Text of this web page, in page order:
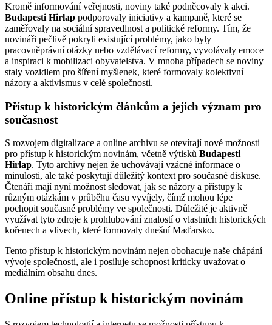
Kromě informování veřejnosti, noviny také podněcovaly k akci.
Budapesti Hirlap podporovaly iniciativy a kampaně, které se
zaměřovaly na sociální spravedlnost a politické reformy. Tím, že
novináři pečlivě pokryli existující problémy, jako byly
pracovněprávní otázky nebo vzdělávací reformy, vyvolávaly emoce
a inspiraci k mobilizaci obyvatelstva. V mnoha případech se noviny
staly vozidlem pro šíření myšlenek, které formovaly kolektivní
názory a aktivismus v celé společnosti.
Přístup k historickým článkům a jejich význam pro
současnost
S rozvojem digitalizace a online archivu se otevírají nové možnosti
pro přístup k historickým novinám, včetně výtisků Budapesti
Hirlap. Tyto archivy nejen že uchovávají vzácné informace o
minulosti, ale také poskytují důležitý kontext pro současné diskuse.
Čtenáři mají nyní možnost sledovat, jak se názory a přístupy k
různým otázkám v průběhu času vyvíjely, čímž mohou lépe
pochopit současné problémy ve společnosti. Důležité je aktivně
využívat tyto zdroje k prohlubování znalostí o vlastních historických
kořenech a vlivech, které formovaly dnešní Maďarsko.
Tento přístup k historickým novinám nejen obohacuje naše chápání
vývoje společnosti, ale i posiluje schopnost kriticky uvažovat o
mediálním obsahu dnes.
Online přístup k historickým novinám